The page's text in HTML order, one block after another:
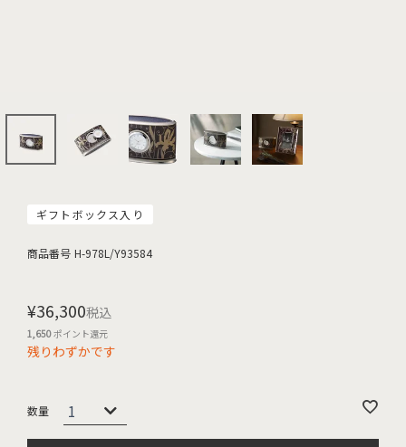
ギフトボックス入り
商品番号 H-978L/Y93584
¥36,300税込
1,650ポイント還元
残りわずかです